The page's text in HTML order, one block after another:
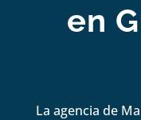
en
La agencia de